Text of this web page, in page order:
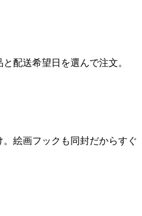
配送希望日を選んで注文。
絵画フックも同封だからすぐ